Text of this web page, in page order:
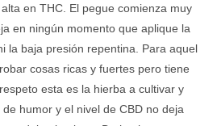
en THC. El pegue comienza muy
en ningún momento que aplique la
la baja presión repentina. Para aquel
cosas ricas y fuertes pero tiene
esta es la hierba a cultivar y
humor y el nivel de CBD no deja